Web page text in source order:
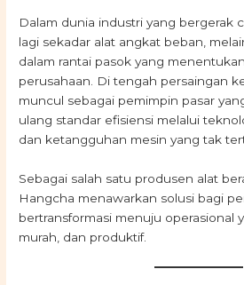
Dalam dunia industri yang bergerak
lagi sekadar alat angkat beban,
dalam rantai pasok yang
perusahaan. Di tengah persaingan
muncul sebagai pemimpin pasar
ulang standar efisiensi melalui
dan ketangguhan mesin yang tak
Sebagai salah satu produsen alat
Hangcha menawarkan solusi bagi
bertransformasi menuju operasional
murah, dan produktif.